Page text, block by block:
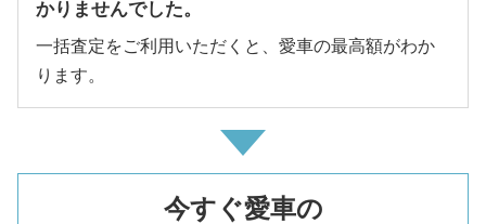
かりませんでした。
一括査定をご利用いただくと、愛車の最高額がわか
ります。
今すぐ愛車の